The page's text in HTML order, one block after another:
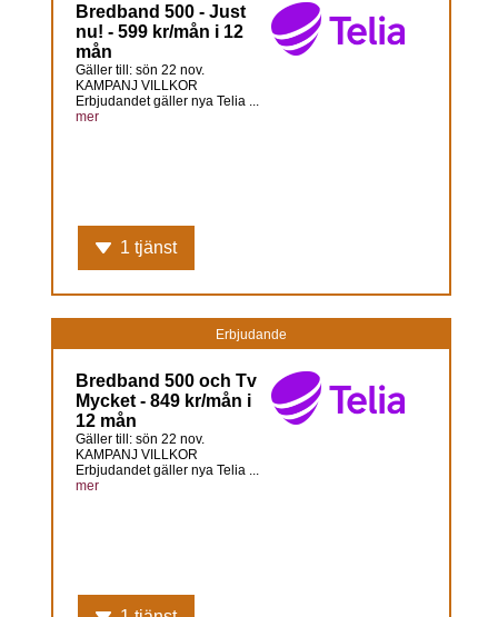
Bredband 500 - Just
nu! - 599 kr/mån i 12
mån
Gäller till: sön 22 nov.
KAMPANJ VILLKOR
Erbjudandet gäller nya Telia ...
mer
1 tjänst
Erbjudande
Bredband 500 och Tv
Mycket - 849 kr/mån i
12 mån
Gäller till: sön 22 nov.
KAMPANJ VILLKOR
Erbjudandet gäller nya Telia ...
mer